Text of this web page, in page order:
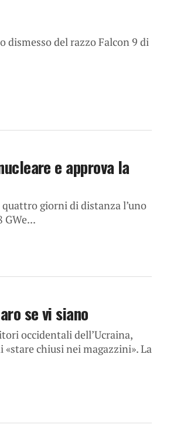
del razzo Falcon 9 di
e approva la
giorni di distanza l’uno
GWe...
se vi siano
occidentali dell’Ucraina,
chiusi nei magazzini». La